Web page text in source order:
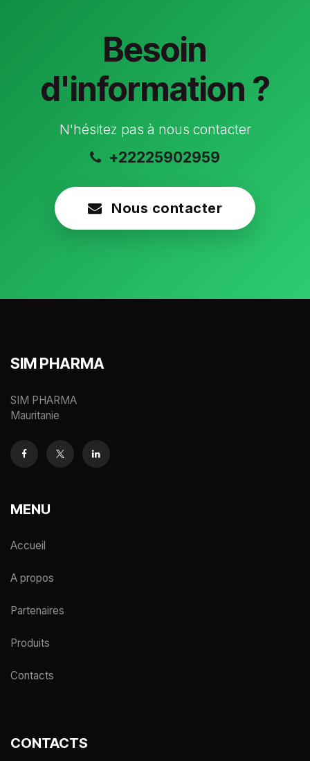
Besoin
d'information ?
N'hésitez pas à nous contacter
+22225902959
Nous contacter
SIM PHARMA
SIM PHARMA
Mauritanie
MENU
Accueil
A propos
Partenaires
Produits
Contacts
CONTACTS